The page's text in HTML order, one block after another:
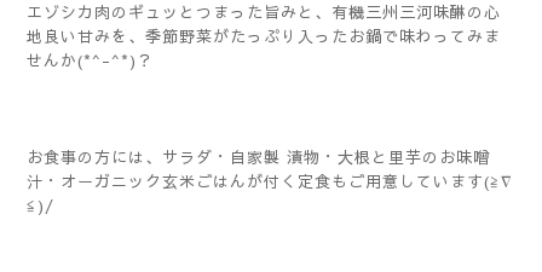
エゾシカ肉のギュッとつまった旨みと、有機三州三河味醂の心
地良い甘みを、季節野菜がたっぷり入ったお鍋で味わってみま
せんか(*^-^*)？
お食事の方には、サラダ・自家製 漬物・大根と里芋のお味噌
汁・オーガニック玄米ごはんが付く定食もご用意しています(≧∇
≦)/